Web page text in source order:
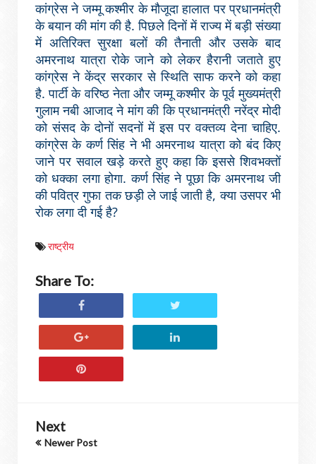
कांग्रेस ने जम्मू कश्मीर के मौजूदा हालात पर प्रधानमंत्री
के बयान की मांग की है. पिछले दिनों में राज्य में बड़ी संख्या
में अतिरिक्त सुरक्षा बलों की तैनाती और उसके बाद
अमरनाथ यात्रा रोके जाने को लेकर हैरानी जताते हुए
कांग्रेस ने केंद्र सरकार से स्थिति साफ करने को कहा
है. पार्टी के वरिष्ठ नेता और जम्मू कश्मीर के पूर्व मुख्यमंत्री
गुलाम नबी आजाद ने मांग की कि प्रधानमंत्री नरेंद्र मोदी
को संसद के दोनों सदनों में इस पर वक्तव्य देना चाहिए.
कांग्रेस के कर्ण सिंह ने भी अमरनाथ यात्रा को बंद किए
जाने पर सवाल खड़े करते हुए कहा कि इससे शिवभक्तों
को धक्का लगा होगा. कर्ण सिंह ने पूछा कि अमरनाथ जी
की पवित्र गुफा तक छड़ी ले जाई जाती है, क्या उसपर भी
रोक लगा दी गई है?
राष्ट्रीय
Share To:
Next
Newer Post